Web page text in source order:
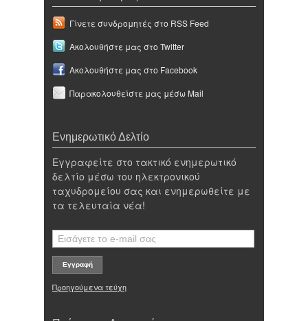
Γίνετε συνδρομητές στο RSS Feed
Ακολουθήστε μας στο Twitter
Ακολουθήστε μας στο Facebook
Παρακολουθείστε μας μέσω Mail
Ενημερωτικό Δελτίο
Εγγραφείτε στο τακτικό ενημερωτικό
δελτίο μέσω του ηλεκτρονικού
ταχυδρομείου σας και ενημερωθείτε με
τα τελευταία νέα!
Προηγούμενα τεύχη